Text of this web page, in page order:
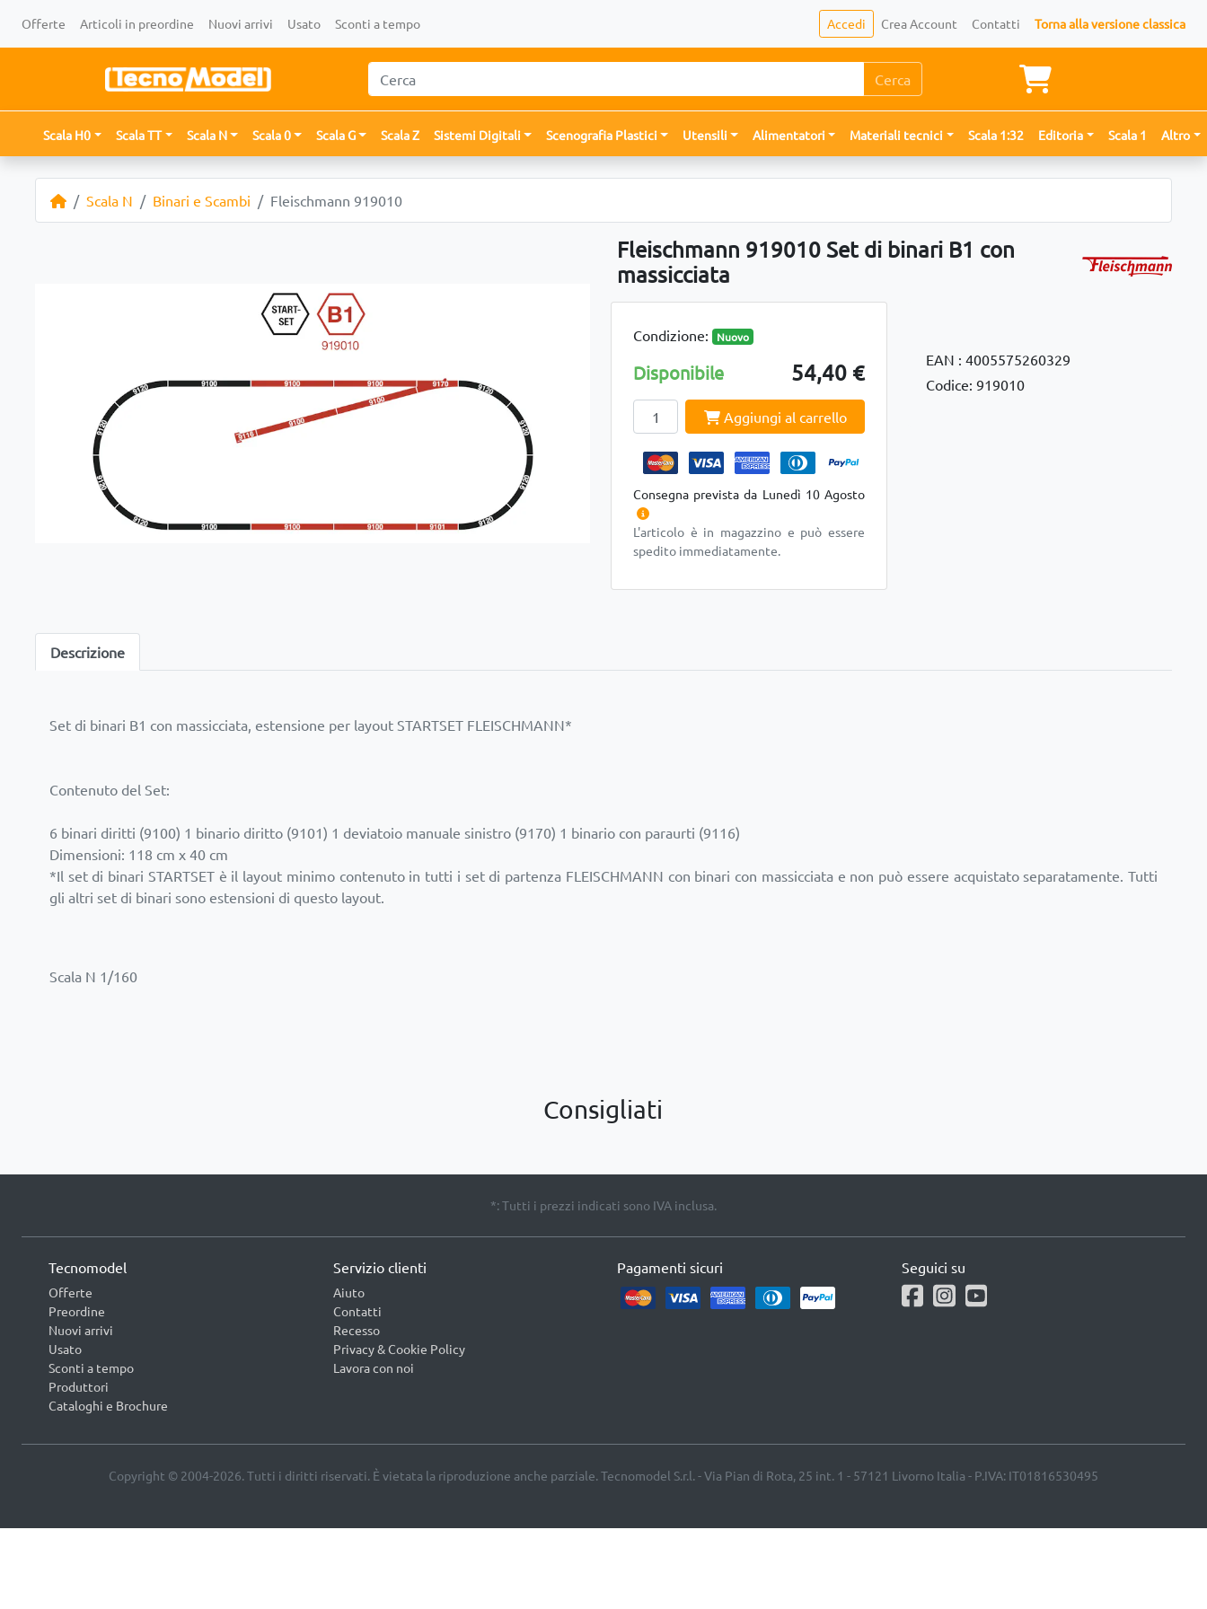
Offerte Articoli in preordine Nuovi arrivi Usato Sconti a tempo Accedi Crea Account Contatti Torna alla versione classica
Cerca
Scala H0 Scala TT Scala N Scala 0 Scala G Scala Z Sistemi Digitali Scenografia Plastici Utensili Alimentatori Materiali tecnici Scala 1:32 Editoria Scala 1 Altro
Scala N Binari e Scambi Fleischmann 919010
Fleischmann 919010 Set di binari B1 con
massicciata
Condizione: Nuovo
Disponibile 54,40 €
Aggiungi al carrello
Consegna prevista da Lunedì 10 Agosto
L'articolo è in magazzino e può essere
spedito immediatamente.
EAN : 4005575260329
Codice: 919010
Descrizione
Set di binari B1 con massicciata, estensione per layout STARTSET FLEISCHMANN*
Contenuto del Set:
6 binari diritti (9100) 1 binario diritto (9101) 1 deviatoio manuale sinistro (9170) 1 binario con paraurti (9116)
Dimensioni: 118 cm x 40 cm
*Il set di binari STARTSET è il layout minimo contenuto in tutti i set di partenza FLEISCHMANN con binari con massicciata e non può essere acquistato separatamente. Tutti
gli altri set di binari sono estensioni di questo layout.
Consigliati
*: Tutti i prezzi indicati sono IVA inclusa.
Tecnomodel
Offerte
Preordine
Nuovi arrivi
Usato
Sconti a tempo
Produttori
Cataloghi e Brochure
Servizio clienti
Aiuto
Contatti
Recesso
Privacy & Cookie Policy
Lavora con noi
Pagamenti sicuri Seguici su
Copyright © 2004-2026. Tutti i diritti riservati. È vietata la riproduzione anche parziale. Tecnomodel S.r.l. - Via Pian di Rota, 25 int. 1 - 57121 Livorno Italia - P.IVA: IT01816530495